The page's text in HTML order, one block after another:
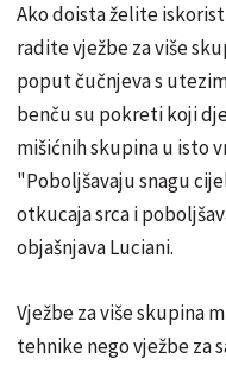
Ako doista želite
radite vježbe za više
poput čučnjeva s
benču su pokreti koji
mišićnih skupina u isto
"Poboljšavaju snagu
otkucaja srca i
objašnjava Luciani.
Vježbe za više skupina
tehnike nego vježbe za